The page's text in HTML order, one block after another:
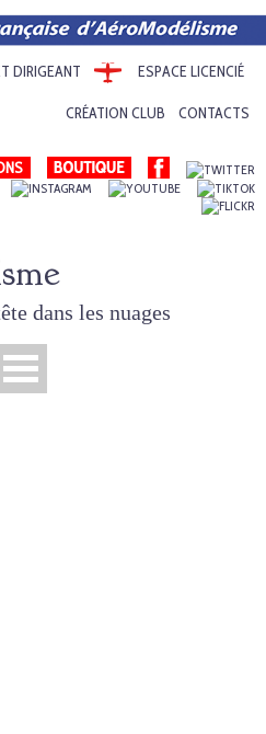
DIRIGEANT ESPACE LICENCIÉ
CRÉATION CLUB CONTACTS
dans les nuages